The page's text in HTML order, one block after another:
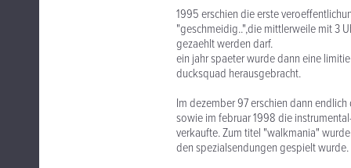
1995 erschien die erste
"geschmeidig..",die mittlerweile mit 3
gezaehlt werden darf.
ein jahr spaeter wurde dann eine
ducksquad herausgebracht.
Im dezember 97 erschien dann
sowie im februar 1998 die
verkaufte. Zum titel "walkmania"
den spezialsendungen gespielt wurde.